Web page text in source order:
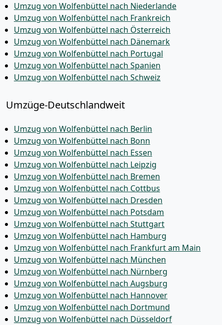
Umzug von Wolfenbüttel nach Niederlande
Umzug von Wolfenbüttel nach Frankreich
Umzug von Wolfenbüttel nach Österreich
Umzug von Wolfenbüttel nach Dänemark
Umzug von Wolfenbüttel nach Portugal
Umzug von Wolfenbüttel nach Spanien
Umzug von Wolfenbüttel nach Schweiz
Umzüge-Deutschlandweit
Umzug von Wolfenbüttel nach Berlin
Umzug von Wolfenbüttel nach Bonn
Umzug von Wolfenbüttel nach Essen
Umzug von Wolfenbüttel nach Leipzig
Umzug von Wolfenbüttel nach Bremen
Umzug von Wolfenbüttel nach Cottbus
Umzug von Wolfenbüttel nach Dresden
Umzug von Wolfenbüttel nach Potsdam
Umzug von Wolfenbüttel nach Stuttgart
Umzug von Wolfenbüttel nach Hamburg
Umzug von Wolfenbüttel nach Frankfurt am Main
Umzug von Wolfenbüttel nach München
Umzug von Wolfenbüttel nach Nürnberg
Umzug von Wolfenbüttel nach Augsburg
Umzug von Wolfenbüttel nach Hannover
Umzug von Wolfenbüttel nach Dortmund
Umzug von Wolfenbüttel nach Düsseldorf